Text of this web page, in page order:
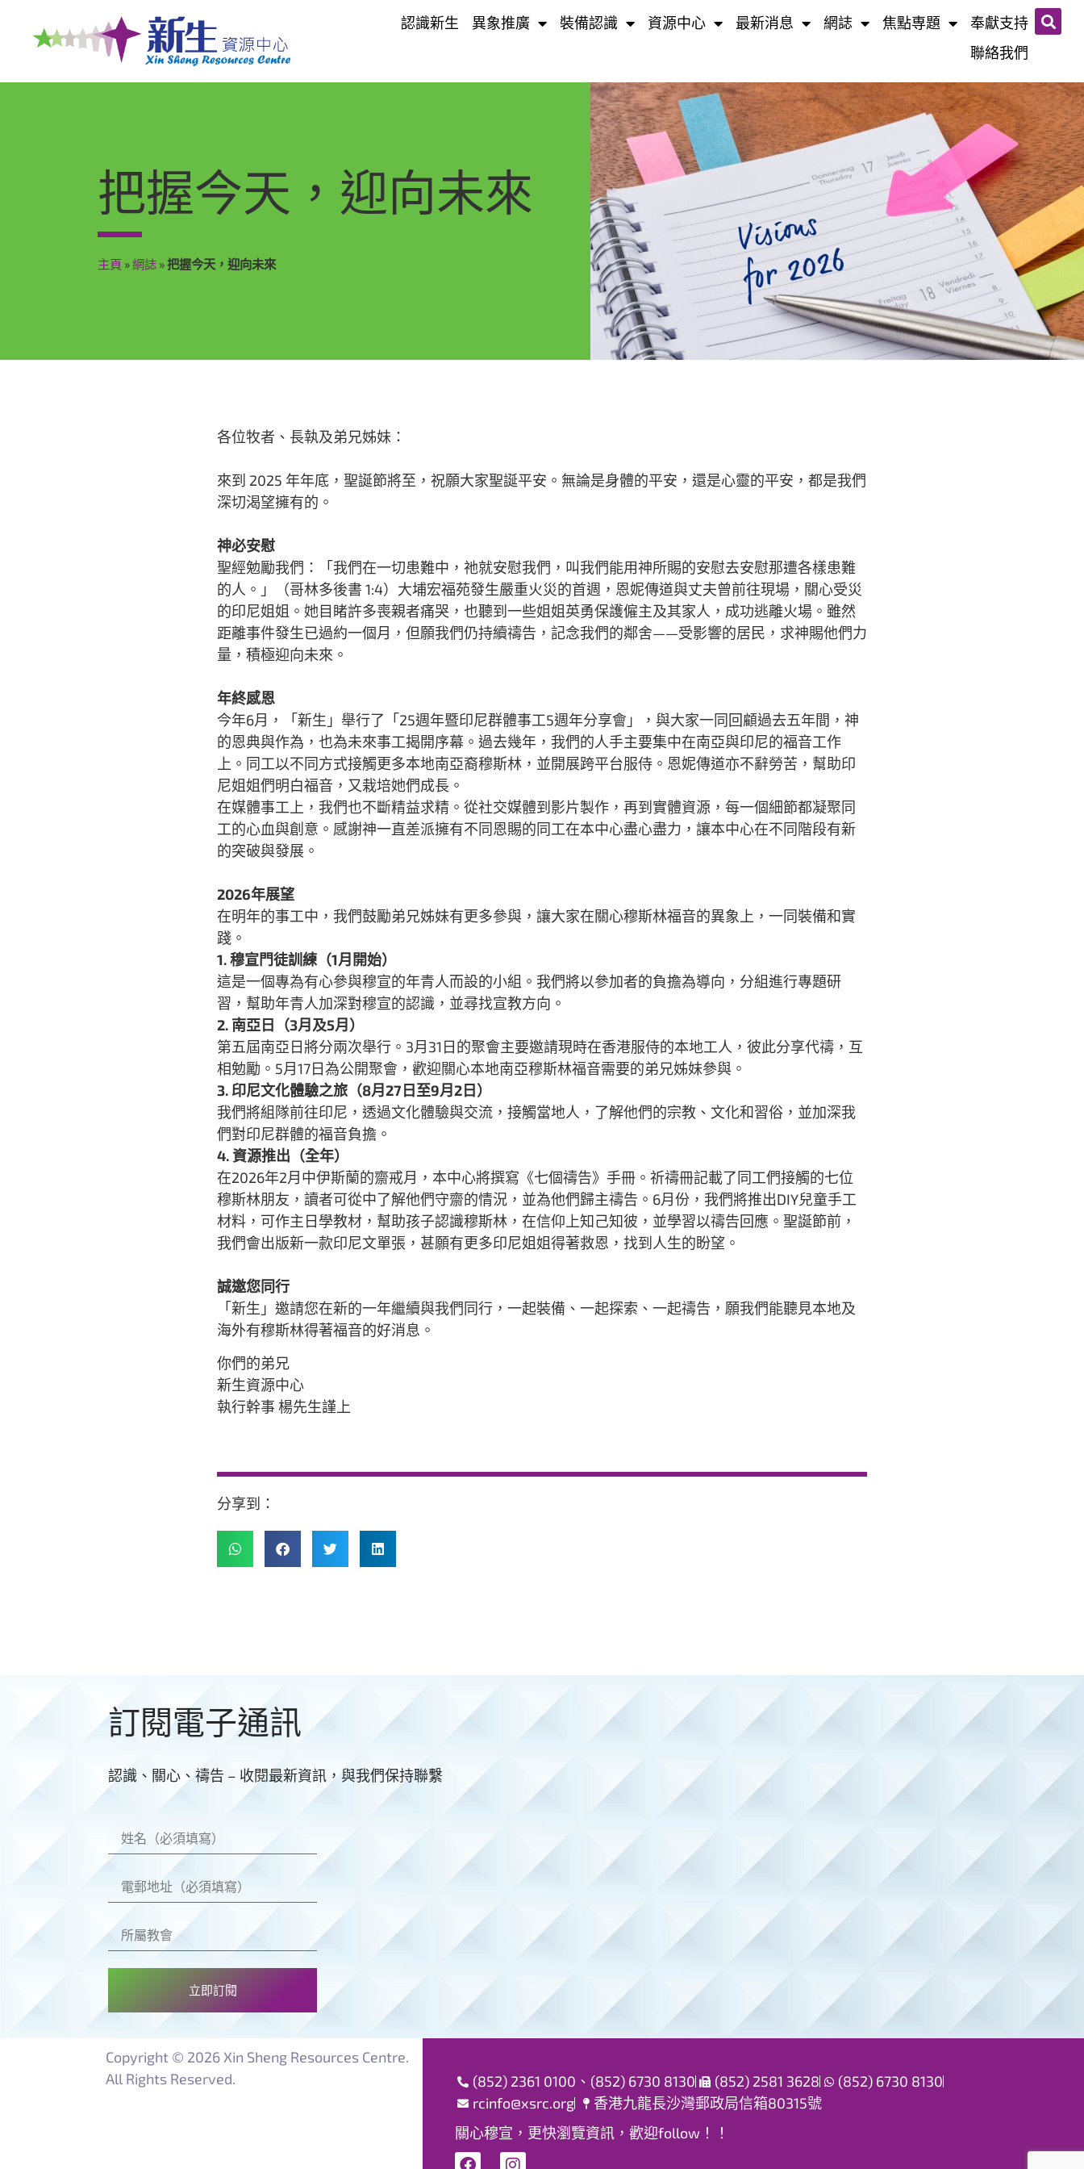
認識新生 異象推廣 裝備認識 資源中心 最新消息 網誌​ 焦點専題
奉獻支持
聯絡我們
把握今天，迎向未來
主頁 »網誌​»把握今天，迎向未來
各位牧者、長執及弟兄姊妹：
來到 2025 年年底，聖誕節將至，祝願大家聖誕平安。無論是身體的平安，還是心靈的平安，都是我們
深切渴望擁有的。
神必安慰
聖經勉勵我們：「我們在一切患難中，祂就安慰我們，叫我們能用神所賜的安慰去安慰那遭各樣患難
的人。」（哥林多後書 1:4）大埔宏福苑發生嚴重火災的首週，恩妮傳道與丈夫曾前往現場，關心受災
的印尼姐姐。她目睹許多喪親者痛哭，也聽到一些姐姐英勇保護僱主及其家人，成功逃離火場。雖然
距離事件發生已過約一個月，但願我們仍持續禱告，記念我們的鄰舍——受影響的居民，求神賜他們力
量，積極迎向未來。
年終感恩
今年6月，「新生」舉行了「25週年暨印尼群體事工5週年分享會」，與大家一同回顧過去五年間，神
的恩典與作為，也為未來事工揭開序幕。過去幾年，我們的人手主要集中在南亞與印尼的福音工作
上。同工以不同方式接觸更多本地南亞裔穆斯林，並開展跨平台服侍。恩妮傳道亦不辭勞苦，幫助印
尼姐姐們明白福音，又栽培她們成長。
在媒體事工上，我們也不斷精益求精。從社交媒體到影片製作，再到實體資源，每一個細節都凝聚同
工的心血與創意。感謝神一直差派擁有不同恩賜的同工在本中心盡心盡力，讓本中心在不同階段有新
的突破與發展。
2026年展望
在明年的事工中，我們鼓勵弟兄姊妹有更多參與，讓大家在關心穆斯林福音的異象上，一同裝備和實
踐。
1. 穆宣門徒訓練（1月開始）
這是一個專為有心參與穆宣的年青人而設的小組。我們將以參加者的負擔為導向，分組進行專題研
習，幫助年青人加深對穆宣的認識，並尋找宣教方向。
2. 南亞日（3月及5月）
第五屆南亞日將分兩次舉行。3月31日的聚會主要邀請現時在香港服侍的本地工人，彼此分享代禱，互
相勉勵。5月17日為公開聚會，歡迎關心本地南亞穆斯林福音需要的弟兄姊妹參與。
3. 印尼文化體驗之旅（8月27日至9月2日）
我們將組隊前往印尼，透過文化體驗與交流，接觸當地人，了解他們的宗教、文化和習俗，並加深我
們對印尼群體的福音負擔。
4. 資源推出（全年）
在2026年2月中伊斯蘭的齋戒月，本中心將撰寫《七個禱告》手冊。祈禱冊記載了同工們接觸的七位
穆斯林朋友，讀者可從中了解他們守齋的情況，並為他們歸主禱告。6月份，我們將推出DIY兒童手工
材料，可作主日學教材，幫助孩子認識穆斯林，在信仰上知己知彼，並學習以禱告回應。聖誕節前，
我們會出版新一款印尼文單張，甚願有更多印尼姐姐得著救恩，找到人生的盼望。
誠邀您同行
「新生」邀請您在新的一年繼續與我們同行，一起裝備、一起探索、一起禱告，願我們能聽見本地及
海外有穆斯林得著福音的好消息。
你們的弟兄
新生資源中心
執行幹事 楊先生謹上
分享到：
訂閱電子通訊
認識、關心、禱告 – 收閱最新資訊，與我們保持聯繫
立即訂閱
Copyright © 2026 Xin Sheng Resources Centre.
All Rights Reserved.
(852) 2361 0100、(852) 6730 8130 (852) 2581 3628
(852) 6730 8130
rcinfo@xsrc.org
香港九龍長沙灣郵政局信箱80315號
關心穆宣，更快瀏覽資訊，歡迎follow！！